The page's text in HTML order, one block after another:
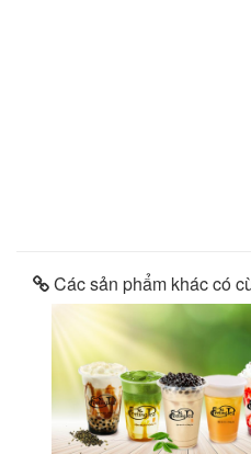
Các sản phẩm khác có